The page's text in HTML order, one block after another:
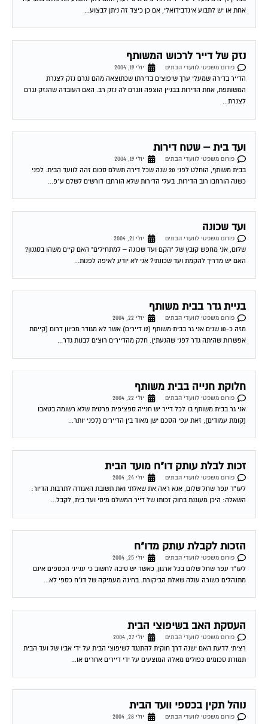
אחת או יש לתבוע אינדבידואלי, אם כן כיצד זה ניתן לבצוע...
נזק של דייר לרכוש המשותף
פורום משפטי לוועדי הבתים
יולי 19, 2004
הדייר בדירה שמעלי ערך שיפוצים בדירתו שכתוצאה מהם נגרם נזק לצנרת
המשותפת, אחת הדירות בבניין הוצפה ונגרם לה נזק רב. האם העובדה שהנזק נגרם
לצנרת...
ועד בית – שטח דירות
פורום משפטי לוועדי הבתים
יולי 19, 2004
בבית משותף, הוחלט לפני 20 שנה שכל דירה תשלם סכום זהה לוועד הבית. לפני
כשנה הורחבו רוב הדירות. בעלי הדירות שלא הורחבו דורשים לשלם ע"פ...
ועד שכונה
פורום משפטי לוועדי הבתים
יולי 21, 2004
שלום, אני מחפש קובץ של "הקם ועד שכונה – למתחילים" האם קיים משהו בסגנון?
האם יש מדריך להקמת ועד שכונתי? אני לא יודע לאיפה לפנות...
בניית גדר בבית משותף
פורום משפטי לוועדי הבתים
יולי 22, 2004
מזה כ-10 שנים אני גר בבית משותף (12 דיירים) אשר לא מגודר מכיוון דרום (קיימת
אפשרות שהיתה גדר לפני שהגעתי). חלק מהדיירים רוצים לבנות גדר...
חלוקת חנייה בבית משותף
פורום משפטי לוועדי הבתים
יולי 22, 2004
אני גר בבית משותף בו לכל דייר יש חנייה ספציפית פרטית שלא רשומה בטאבו
(קומת עמודים), זאת עפי הסכם ישן מאוד בין הדיירים (לפני יותר...
זכות לבלת עותק דו"ח מועד הבית
פורום משפטי לוועדי הבתים
יולי 24, 2004
לעו"ד עפר שחל שלום, אנא ראה את שאלתי ואת תשובת האגודה לתרבות הדיור:
השאלה: היכן מעוגנת בחוק זכותו של דייר המשלם מיסי ועד בית, לקבל...
הזכות לקבלת עותק מדו"ח
פורום משפטי לוועדי הבתים
יולי 25, 2004
לעו"ד עפר שחל שלום בכל ארגון, כאשר יש סיבה לחשוב כי ענייני הכספים אינם
מתנהלים כשורה עולה שאלת הביקורת. בחינה מעמיקה של דו"ח כספי לא...
העסקת האב בשיפוצי הבית
פורום משפטי לוועדי הבתים
יולי 27, 2004
רציתי לדעת האם ישנה דרך חוקית להתנגד לשיפוצי הבית על ידי אביו של ועד הבית
תמורת סכומים כפולים מאלה המוצעים על ידי דיירים אחרים או...
נוהל תקין בכספי וועד הבית
פורום משפטי לוועדי הבתים יולי 28, 2004